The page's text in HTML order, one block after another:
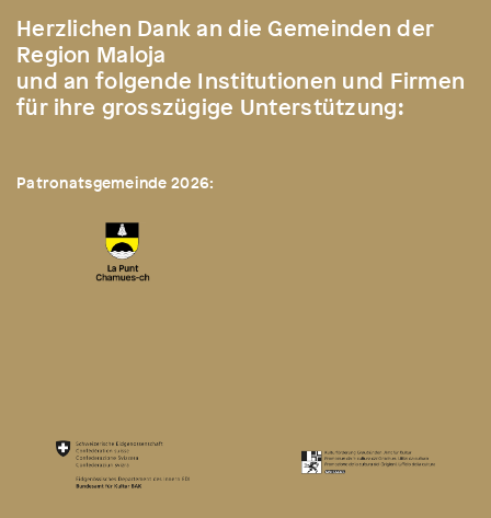
Herzlichen Dank an die Gemeinden der
Region Maloja
und an folgende Institutionen und Firmen
für ihre grosszügige Unterstützung:
Patronatsgemeinde 2026: